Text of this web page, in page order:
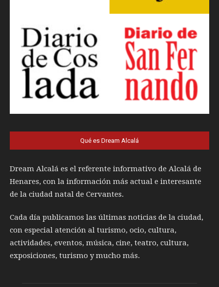
Qué es Dream Alcalá
Dream Alcalá es el referente informativo de Alcalá de
Henares, con la información más actual e interesante
de la ciudad natal de Cervantes.
Cada día publicamos las últimas noticias de la ciudad,
con especial atención al turismo, ocio, cultura,
actividades, eventos, música, cine, teatro, cultura,
exposiciones, turismo y mucho más.